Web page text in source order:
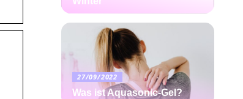
27/09/2022
Was ist Aquasonic-Gel?